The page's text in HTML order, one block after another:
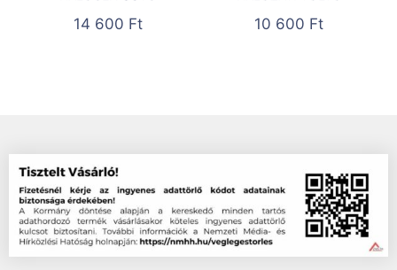
14 600 Ft 10 600 Ft